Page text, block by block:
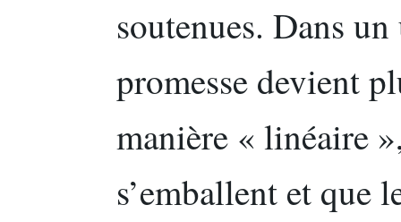
soutenues. Dans
promesse devient
manière « linéaire
s’emballent et que